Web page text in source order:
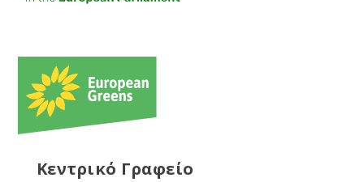
Κεντρικό Γραφείο